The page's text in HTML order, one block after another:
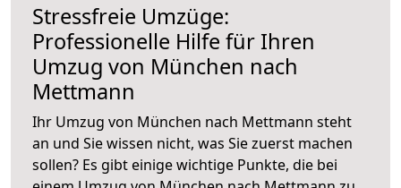
Stressfreie Umzüge:
Professionelle Hilfe für Ihren
Umzug von München nach
Mettmann
Ihr Umzug von München nach Mettmann steht
an und Sie wissen nicht, was Sie zuerst machen
sollen? Es gibt einige wichtige Punkte, die bei